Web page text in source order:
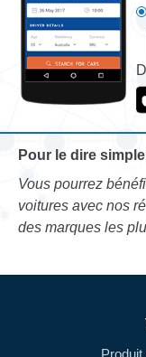
Pour le dire
Vous pourrez
voitures avec nos
des marques les